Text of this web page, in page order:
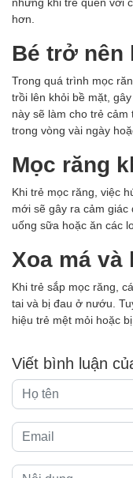
hơn.
Bé trở nên
Trong quá trình mọc
trồi lên khỏi bề mặt,
này sẽ làm cho trẻ
trong vòng vài ngày
Mọc răng
Khi trẻ mọc răng, việc
mới sẽ gây ra cảm
uống sữa hoặc ăn các
Xoa má và
Khi trẻ sắp mọc răng,
tai và bị đau ở nướu.
hiệu trẻ mệt mỏi hoặc
Viết bình luận